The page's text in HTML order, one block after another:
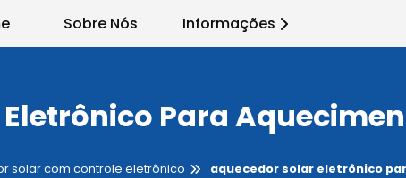
Sobre Nós Informações
Para
solar com controle eletrônico aquecedor solar eletrônico